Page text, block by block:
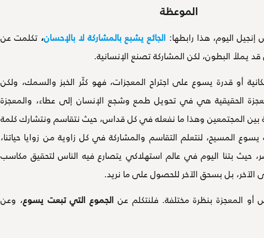
الموعظة
اليوم، هذا رابطها: الجائع يشبع بالمشاركة لا بالإحسان، تكلمت عن
يملأ البطون، لكن المشاركة تصنع الإنسانية.
أو قدرة يسوع على اجتراح المعجزات، فهو كثّر الخبز والسمك، ولكن
الحقيقية هي في تحويل طمع وشجع الإنسان إلى عطاء، والمعجزة
بين المجتمعين وهذا ما نفعله في كل قداس، حيث نتقاسم ونتشارك كلمة
المسيح، لنتعلم التقاسم والمشاركة في كل زاوية من زوايا حياتنا،
حيث بتنا اليوم في عالم استهلاكي يتصارع فيه الناس لتحقيق مكاسب
بل بسحق الآخر للحصول على ما نريد.
أو المعجزة بنظرة مختلفة. فلنتكلم عن الجموع التي تبعت يسوع، وعن